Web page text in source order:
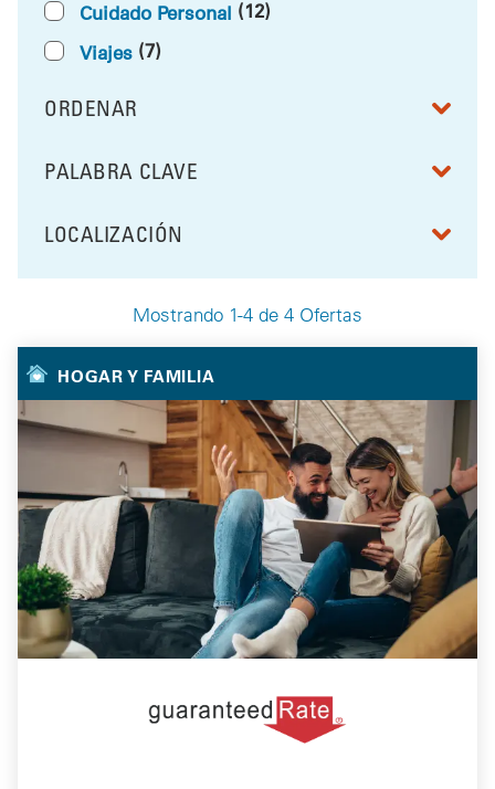
Mostrando 1-4 de 4 Ofertas
Cuidado Personal (12)
Viajes (7)
ORDENAR
RESULTS BY
FILTRAR POR
PALABRA CLAVE
FILTRAR POR
LOCALIZACIÓN
Your Selected Deals
HOGAR Y FAMILIA